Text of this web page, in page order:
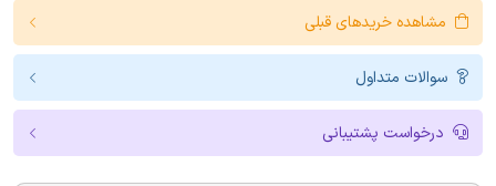
مشاهده خریدهای قبلی
سوالات متداول
درخواست پشتیبانی